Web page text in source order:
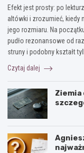
Efekt jest prosty: po
altówki i zrozumieć, kiedy
jego rozmiaru. Na
pudło rezonansowe od
struny i podobny kształt
Czytaj dalej